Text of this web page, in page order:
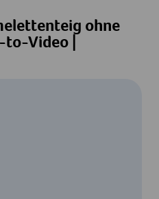
ohne
Video |